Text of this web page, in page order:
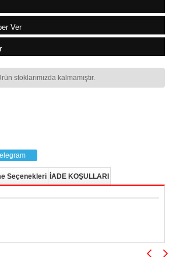
Ver
stoklarımızda kalmamıştır.
Seçenekleri İADE KOŞULLARI